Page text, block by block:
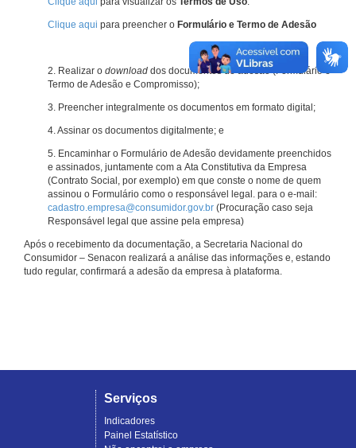
Clique aqui para preencher o Formulário e Termo de Adesão
2. Realizar o download dos documentos de adesão (Formulário e
Termo de Adesão e Compromisso);
3. Preencher integralmente os documentos em formato digital;
4. Assinar os documentos digitalmente; e
5. Encaminhar o Formulário de Adesão devidamente preenchidos
e assinados, juntamente com a Ata Constitutiva da Empresa
(Contrato Social, por exemplo) em que conste o nome de quem
assinou o Formulário como o responsável legal. para o e-mail:
cadastro.empresa@consumidor.gov.br (Procuração caso seja
Responsável legal que assine pela empresa)
Após o recebimento da documentação, a Secretaria Nacional do
Consumidor – Senacon realizará a análise das informações e, estando
tudo regular, confirmará a adesão da empresa à plataforma.
Serviços
Indicadores
Painel Estatístico